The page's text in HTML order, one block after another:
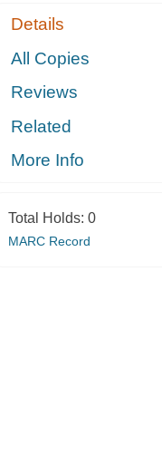
Details
All Copies
Reviews
Related
More Info
Total Holds: 0
MARC Record